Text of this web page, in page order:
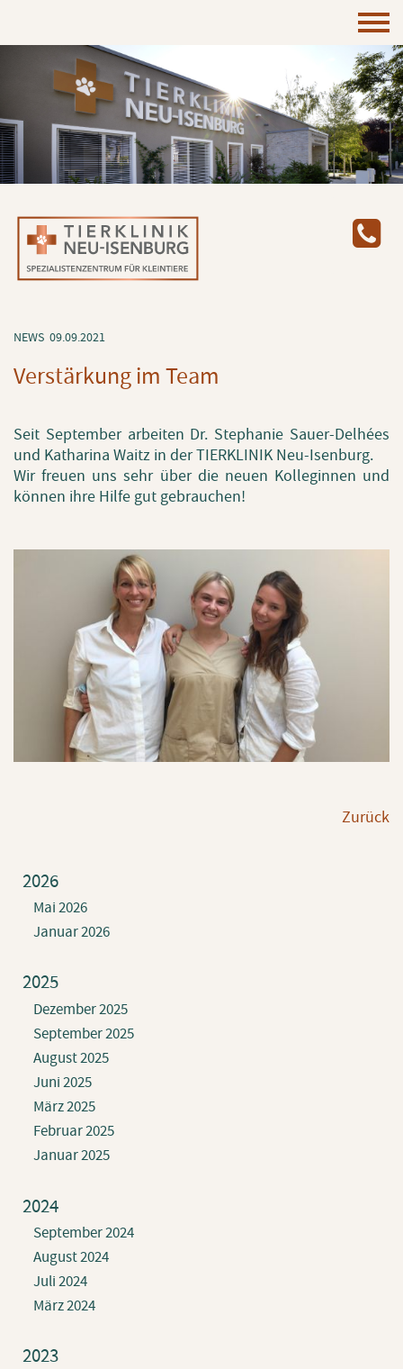
NEWS 09.09.2021
Ver­stär­kung im Team
Seit Sep­tem­ber ar­bei­ten Dr. Ste­pha­nie Sau­er-Delhées
und Ka­tha­ri­na Waitz in der TIER­KLI­NIK Neu-Isen­burg.
Wir freu­en uns sehr über die neuen Kol­le­gin­nen und
kön­nen ihre Hilfe gut ge­brau­chen!
Zu­rück
2026
Mai 2026
Januar 2026
2025
Dezember 2025
September 2025
August 2025
Juni 2025
März 2025
Februar 2025
Januar 2025
2024
September 2024
August 2024
Juli 2024
März 2024
2023